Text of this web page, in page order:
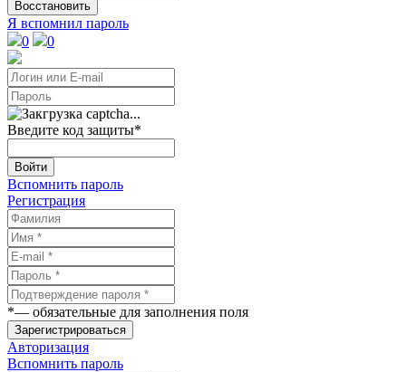
Восстановить
Я вспомнил пароль
0
0
Введите код защиты*
Войти
Вспомнить пароль
Регистрация
*— обязательные для заполнения поля
Зарегистрироваться
Авторизация
Вспомнить пароль